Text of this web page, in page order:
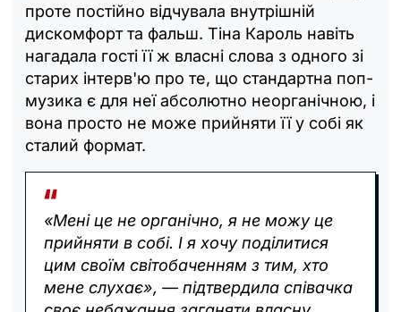
проте постійно відчувала внутрішній
дискомфорт та фальш. Тіна Кароль навіть
нагадала гості її ж власні слова з одного зі
старих інтерв'ю про те, що стандартна поп-
музика є для неї абсолютно неорганічною, і
вона просто не може прийняти її у собі як
сталий формат.
«Мені це не органічно, я не можу це
прийняти в собі. І я хочу поділитися
цим своїм світобаченням з тим, хто
мене слухає», — підтвердила співачка